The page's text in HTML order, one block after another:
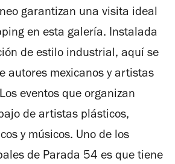
garantizan una visita ideal
en esta galería. Instalada
de estilo industrial, aquí se
autores mexicanos y artistas
eventos que organizan
de artistas plásticos,
y músicos. Uno de los
de Parada 54 es que tiene